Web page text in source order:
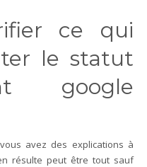
ce qui
le statut
google
avez des explications à
résulte peut être tout sauf